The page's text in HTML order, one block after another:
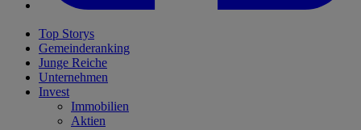
Top Storys
Gemeinderanking
Junge Reiche
Unternehmen
Invest
Immobilien
Aktien